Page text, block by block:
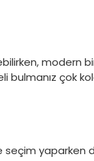
modern
bulmanız çok
seçim yaparken